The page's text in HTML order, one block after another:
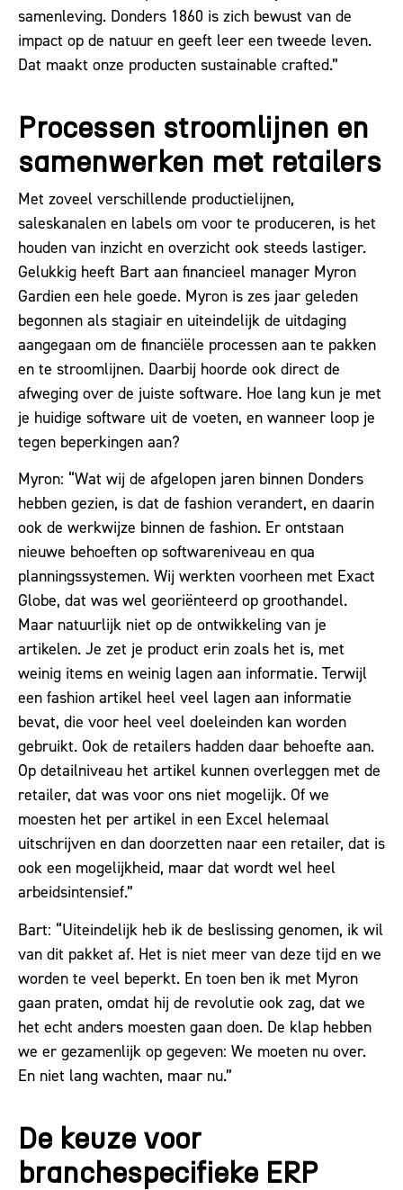
samenleving. Donders 1860 is zich bewust van de
impact op de natuur en geeft leer een tweede leven.
Dat maakt onze producten sustainable crafted.”
Processen stroomlijnen en
samenwerken met retailers
Met zoveel verschillende productielijnen,
saleskanalen en labels om voor te produceren, is het
houden van inzicht en overzicht ook steeds lastiger.
Gelukkig heeft Bart aan financieel manager Myron
Gardien een hele goede. Myron is zes jaar geleden
begonnen als stagiair en uiteindelijk de uitdaging
aangegaan om de financiële processen aan te pakken
en te stroomlijnen. Daarbij hoorde ook direct de
afweging over de juiste software. Hoe lang kun je met
je huidige software uit de voeten, en wanneer loop je
tegen beperkingen aan?
Myron: “Wat wij de afgelopen jaren binnen Donders
hebben gezien, is dat de fashion verandert, en daarin
ook de werkwijze binnen de fashion. Er ontstaan
nieuwe behoeften op softwareniveau en qua
planningssystemen. Wij werkten voorheen met Exact
Globe, dat was wel georiënteerd op groothandel.
Maar natuurlijk niet op de ontwikkeling van je
artikelen. Je zet je product erin zoals het is, met
weinig items en weinig lagen aan informatie. Terwijl
een fashion artikel heel veel lagen aan informatie
bevat, die voor heel veel doeleinden kan worden
gebruikt. Ook de retailers hadden daar behoefte aan.
Op detailniveau het artikel kunnen overleggen met de
retailer, dat was voor ons niet mogelijk. Of we
moesten het per artikel in een Excel helemaal
uitschrijven en dan doorzetten naar een retailer, dat is
ook een mogelijkheid, maar dat wordt wel heel
arbeidsintensief.”
Bart: “Uiteindelijk heb ik de beslissing genomen, ik wil
van dit pakket af. Het is niet meer van deze tijd en we
worden te veel beperkt. En toen ben ik met Myron
gaan praten, omdat hij de revolutie ook zag, dat we
het echt anders moesten gaan doen. De klap hebben
we er gezamenlijk op gegeven: We moeten nu over.
En niet lang wachten, maar nu.”
De keuze voor
branchespecifieke ERP